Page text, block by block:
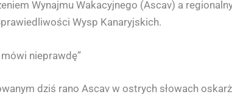
Wynajmu Wakacyjnego (Ascav) a
Wysp Kanaryjskich.
nieprawdę”
dziś rano Ascav w ostrych słowach